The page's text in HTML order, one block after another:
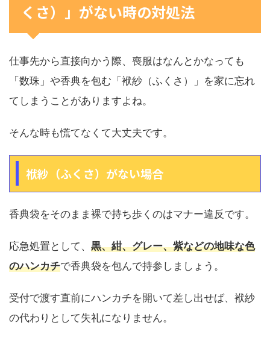
くさ）」がない時の対処法
仕事先から直接向かう際、喪服はなんとかなっても
「数珠」や香典を包む「袱紗（ふくさ）」を家に忘れ
てしまうことがありますよね。
そんな時も慌てなくて大丈夫です。
袱紗（ふくさ）がない場合
香典袋をそのまま裸で持ち歩くのはマナー違反です。
応急処置として、 黒、紺、グレー、紫などの地味な色
のハンカチで香典袋を包んで持参しましょう。
受付で渡す直前にハンカチを開いて差し出せば、袱紗
の代わりとして失礼になりません。